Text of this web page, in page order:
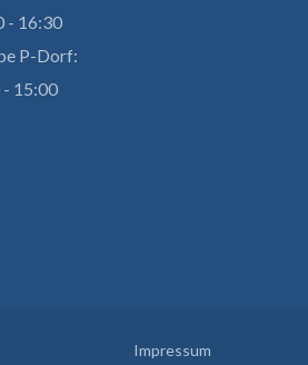
- 16:30
P-Dorf:
15:00
Impressum